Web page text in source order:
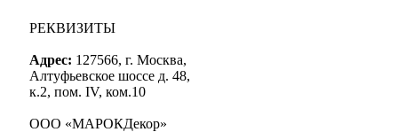
РЕКВИЗИТЫ
Адрес: 127566, г. Москва,
Алтуфьевское шоссе д. 48,
к.2, пом. IV, ком.10
ООО «МАРОКДекор»